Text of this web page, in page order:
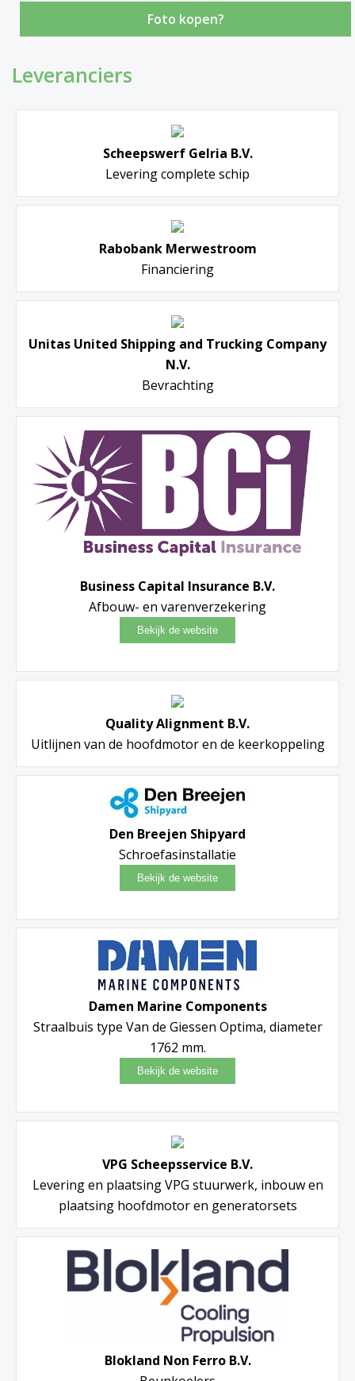
Foto kopen?
Leveranciers
Scheepswerf Gelria B.V.
Levering complete schip
Rabobank Merwestroom
Financiering
Unitas United Shipping and Trucking Company
N.V.
Bevrachting
Business Capital Insurance B.V.
Afbouw- en varenverzekering
Quality Alignment B.V.
Uitlijnen van de hoofdmotor en de keerkoppeling
Den Breejen Shipyard
Schroefasinstallatie
Damen Marine Components
Straalbuis type Van de Giessen Optima, diameter
1762 mm.
VPG Scheepsservice B.V.
Levering en plaatsing VPG stuurwerk, inbouw en
plaatsing hoofdmotor en generatorsets
Blokland Non Ferro B.V.